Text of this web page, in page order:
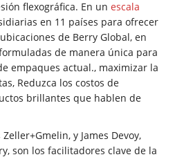
flexográfica. En un escala
en 11 países para ofrecer
de Berry Global, en
de manera única para
empaques actual., maximizar la
Reduzca los costos de
brillantes que hablen de
y James Devoy,
son los facilitadores clave de la